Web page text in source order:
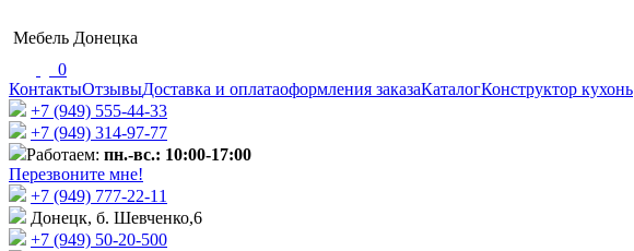
Мебель Донецка
0
КонтактыОтзывыДоставка и оплатаоформления заказаКаталогКонструктор кухонь
+7 (949) 555-44-33
+7 (949) 314-97-77
Работаем: пн.-вс.: 10:00-17:00
Перезвоните мне!
+7 (‎949) 777-22-11
Донецк, б. Шевченко,6
+7 (949) 50-20-500